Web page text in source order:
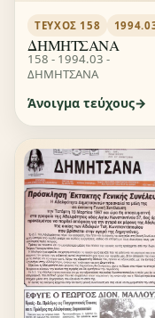
ΤΕΎΧΟΣ 158
ΔΗΜΗΤΣΑΝΑ
158 - 1994.03 -
ΔΗΜΗΤΣΑΝΑ
Άνοιγμα τεύχους